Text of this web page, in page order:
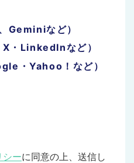
Geminiなど）
・LinkedInなど）
・Yahoo！など）
シーに同意の上、送信し